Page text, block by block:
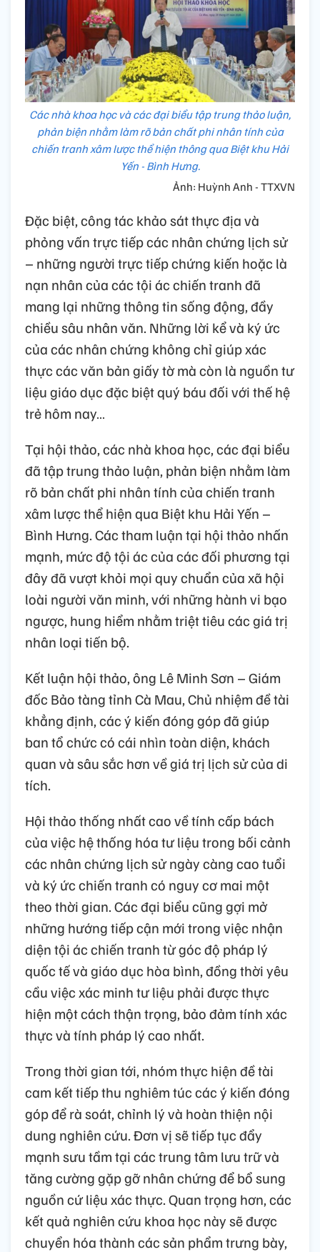
Các nhà khoa học và các đại biểu tập trung thảo luận,
phản biện nhằm làm rõ bản chất phi nhân tính của
chiến tranh xâm lược thể hiện thông qua Biệt khu Hải
Yến - Bình Hưng.
Ảnh: Huỳnh Anh - TTXVN
Đặc biệt, công tác khảo sát thực địa và
phỏng vấn trực tiếp các nhân chứng lịch sử
– những người trực tiếp chứng kiến hoặc là
nạn nhân của các tội ác chiến tranh đã
mang lại những thông tin sống động, đầy
chiều sâu nhân văn. Những lời kể và ký ức
của các nhân chứng không chỉ giúp xác
thực các văn bản giấy tờ mà còn là nguồn tư
liệu giáo dục đặc biệt quý báu đối với thế hệ
trẻ hôm nay…
Tại hội thảo, các nhà khoa học, các đại biểu
đã tập trung thảo luận, phản biện nhằm làm
rõ bản chất phi nhân tính của chiến tranh
xâm lược thể hiện qua Biệt khu Hải Yến –
Bình Hưng. Các tham luận tại hội thảo nhấn
mạnh, mức độ tội ác của các đối phương tại
đây đã vượt khỏi mọi quy chuẩn của xã hội
loài người văn minh, với những hành vi bạo
ngược, hung hiểm nhằm triệt tiêu các giá trị
nhân loại tiến bộ.
Kết luận hội thảo, ông Lê Minh Sơn – Giám
đốc Bảo tàng tỉnh Cà Mau, Chủ nhiệm đề tài
khẳng định, các ý kiến đóng góp đã giúp
ban tổ chức có cái nhìn toàn diện, khách
quan và sâu sắc hơn về giá trị lịch sử của di
tích.
Hội thảo thống nhất cao về tính cấp bách
của việc hệ thống hóa tư liệu trong bối cảnh
các nhân chứng lịch sử ngày càng cao tuổi
và ký ức chiến tranh có nguy cơ mai một
theo thời gian. Các đại biểu cũng gợi mở
những hướng tiếp cận mới trong việc nhận
diện tội ác chiến tranh từ góc độ pháp lý
quốc tế và giáo dục hòa bình, đồng thời yêu
cầu việc xác minh tư liệu phải được thực
hiện một cách thận trọng, bảo đảm tính xác
thực và tính pháp lý cao nhất.
Trong thời gian tới, nhóm thực hiện đề tài
cam kết tiếp thu nghiêm túc các ý kiến đóng
góp để rà soát, chỉnh lý và hoàn thiện nội
dung nghiên cứu. Đơn vị sẽ tiếp tục đẩy
mạnh sưu tầm tại các trung tâm lưu trữ và
tăng cường gặp gỡ nhân chứng để bổ sung
nguồn cứ liệu xác thực. Quan trọng hơn, các
kết quả nghiên cứu khoa học này sẽ được
chuyển hóa thành các sản phẩm trưng bày,